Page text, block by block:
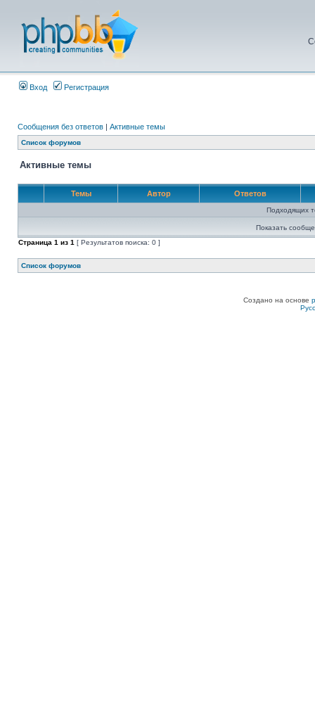
Вход Регистрация
Сообщения без ответов | Активные темы
Список форумов
Активные темы
Темы Автор Ответов
Подходящих
Показать
Страница 1 из 1 [ Результатов поиска: 0 ]
Список форумов
Создано на основе